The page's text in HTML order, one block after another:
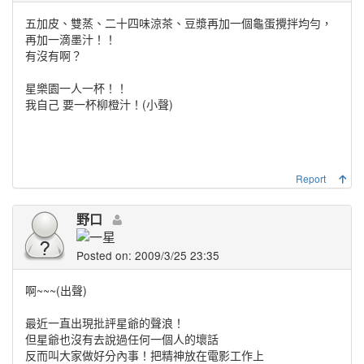
五加皮、雙蒸、二十四味涼茶、豆漿再加一個龜蛋攪拌均勻，
再加一滴墨汁！！
有沒有啊？
星樂園一人一杯！！
我自己 要一杯柳橙汁！(小聲)
Report
野口
Posted on: 2009/3/25 23:35
啊~~~(出聲)
最近一直出現批評星爺的聲浪！
但星爺也沒有去說過任何一個人的壞話
反而叫大家做好分內事！把精神放在電影工作上